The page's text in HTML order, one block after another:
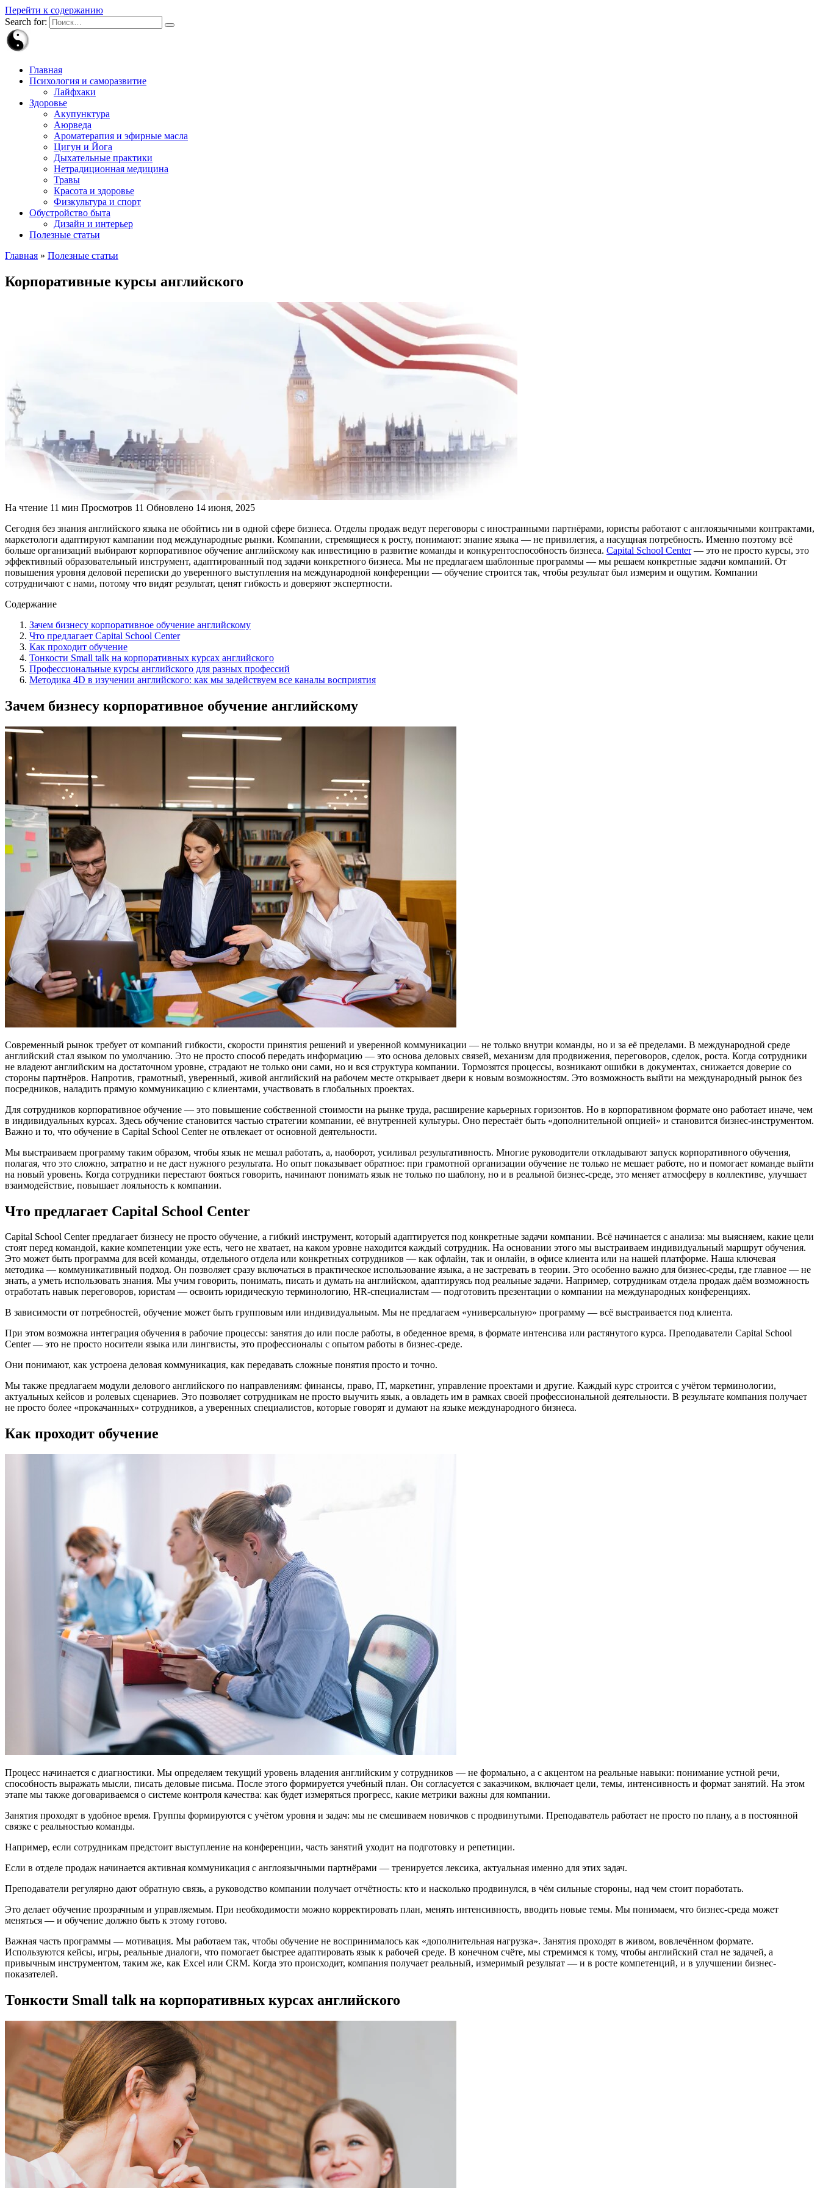
Перейти к содержанию
Search for:
Главная
Психология и саморазвитие
Лайфхаки
Здоровье
Акупунктура
Аюрведа
Ароматерапия и эфирные масла
Цигун и Йога
Дыхательные практики
Нетрадиционная медицина
Травы
Красота и здоровье
Физкультура и спорт
Обустройство быта
Дизайн и интерьер
Полезные статьи
Главная » Полезные статьи
Корпоративные курсы английского
На чтение 11 мин Просмотров 11 Обновлено 14 июня, 2025
Сегодня без знания английского языка не обойтись ни в одной сфере бизнеса. Отделы продаж ведут переговоры с иностранными партнёрами, юристы работают с англоязычными контрактами,
маркетологи адаптируют кампании под международные рынки. Компании, стремящиеся к росту, понимают: знание языка — не привилегия, а насущная потребность. Именно поэтому всё
больше организаций выбирают корпоративное обучение английскому как инвестицию в развитие команды и конкурентоспособность бизнеса. Capital School Center— это не просто курсы, это
эффективный образовательный инструмент, адаптированный под задачи конкретного бизнеса. Мы не предлагаем шаблонные программы — мы решаем конкретные задачи компаний. От
повышения уровня деловой переписки до уверенного выступления на международной конференции — обучение строится так, чтобы результат был измерим и ощутим. Компании
сотрудничают с нами, потому что видят результат, ценят гибкость и доверяют экспертности.
Содержание
Зачем бизнесу корпоративное обучение английскому
Что предлагает Capital School Center
Как проходит обучение
Тонкости Small talk на корпоративных курсах английского
Профессиональные курсы английского для разных профессий
Методика 4D в изучении английского: как мы задействуем все каналы восприятия
Зачем бизнесу корпоративное обучение английскому
Современный рынок требует от компаний гибкости, скорости принятия решений и уверенной коммуникации — не только внутри команды, но и за её пределами. В международной среде
английский стал языком по умолчанию. Это не просто способ передать информацию — это основа деловых связей, механизм для продвижения, переговоров, сделок, роста. Когда сотрудники
не владеют английским на достаточном уровне, страдают не только они сами, но и вся структура компании. Тормозятся процессы, возникают ошибки в документах, снижается доверие со
стороны партнёров. Напротив, грамотный, уверенный, живой английский на рабочем месте открывает двери к новым возможностям. Это возможность выйти на международный рынок без
посредников, наладить прямую коммуникацию с клиентами, участвовать в глобальных проектах.
Для сотрудников корпоративное обучение — это повышение собственной стоимости на рынке труда, расширение карьерных горизонтов. Но в корпоративном формате оно работает иначе, чем
в индивидуальных курсах. Здесь обучение становится частью стратегии компании, её внутренней культуры. Оно перестаёт быть «дополнительной опцией» и становится бизнес-инструментом.
Важно и то, что обучение в Capital School Center не отвлекает от основной деятельности.
Мы выстраиваем программу таким образом, чтобы язык не мешал работать, а, наоборот, усиливал результативность. Многие руководители откладывают запуск корпоративного обучения,
полагая, что это сложно, затратно и не даст нужного результата. Но опыт показывает обратное: при грамотной организации обучение не только не мешает работе, но и помогает команде выйти
на новый уровень. Когда сотрудники перестают бояться говорить, начинают понимать язык не только по шаблону, но и в реальной бизнес-среде, это меняет атмосферу в коллективе, улучшает
взаимодействие, повышает лояльность к компании.
Что предлагает Capital School Center
Capital School Center предлагает бизнесу не просто обучение, а гибкий инструмент, который адаптируется под конкретные задачи компании. Всё начинается с анализа: мы выясняем, какие цели
стоят перед командой, какие компетенции уже есть, чего не хватает, на каком уровне находится каждый сотрудник. На основании этого мы выстраиваем индивидуальный маршрут обучения.
Это может быть программа для всей команды, отдельного отдела или конкретных сотрудников — как офлайн, так и онлайн, в офисе клиента или на нашей платформе. Наша ключевая
методика — коммуникативный подход. Он позволяет сразу включаться в практическое использование языка, а не застревать в теории. Это особенно важно для бизнес-среды, где главное — не
знать, а уметь использовать знания. Мы учим говорить, понимать, писать и думать на английском, адаптируясь под реальные задачи. Например, сотрудникам отдела продаж даём возможность
отработать навык переговоров, юристам — освоить юридическую терминологию, HR-специалистам — подготовить презентации о компании на международных конференциях.
В зависимости от потребностей, обучение может быть групповым или индивидуальным. Мы не предлагаем «универсальную» программу — всё выстраивается под клиента.
При этом возможна интеграция обучения в рабочие процессы: занятия до или после работы, в обеденное время, в формате интенсива или растянутого курса. Преподаватели Capital School
Center — это не просто носители языка или лингвисты, это профессионалы с опытом работы в бизнес-среде.
Они понимают, как устроена деловая коммуникация, как передавать сложные понятия просто и точно.
Мы также предлагаем модули делового английского по направлениям: финансы, право, IT, маркетинг, управление проектами и другие. Каждый курс строится с учётом терминологии,
актуальных кейсов и ролевых сценариев. Это позволяет сотрудникам не просто выучить язык, а овладеть им в рамках своей профессиональной деятельности. В результате компания получает
не просто более «прокачанных» сотрудников, а уверенных специалистов, которые говорят и думают на языке международного бизнеса.
Как проходит обучение
Процесс начинается с диагностики. Мы определяем текущий уровень владения английским у сотрудников — не формально, а с акцентом на реальные навыки: понимание устной речи,
способность выражать мысли, писать деловые письма. После этого формируется учебный план. Он согласуется с заказчиком, включает цели, темы, интенсивность и формат занятий. На этом
этапе мы также договариваемся о системе контроля качества: как будет измеряться прогресс, какие метрики важны для компании.
Занятия проходят в удобное время. Группы формируются с учётом уровня и задач: мы не смешиваем новичков с продвинутыми. Преподаватель работает не просто по плану, а в постоянной
связке с реальностью команды.
Например, если сотрудникам предстоит выступление на конференции, часть занятий уходит на подготовку и репетиции.
Если в отделе продаж начинается активная коммуникация с англоязычными партнёрами — тренируется лексика, актуальная именно для этих задач.
Преподаватели регулярно дают обратную связь, а руководство компании получает отчётность: кто и насколько продвинулся, в чём сильные стороны, над чем стоит поработать.
Это делает обучение прозрачным и управляемым. При необходимости можно корректировать план, менять интенсивность, вводить новые темы. Мы понимаем, что бизнес-среда может
меняться — и обучение должно быть к этому готово.
Важная часть программы — мотивация. Мы работаем так, чтобы обучение не воспринималось как «дополнительная нагрузка». Занятия проходят в живом, вовлечённом формате.
Используются кейсы, игры, реальные диалоги, что помогает быстрее адаптировать язык к рабочей среде. В конечном счёте, мы стремимся к тому, чтобы английский стал не задачей, а
привычным инструментом, таким же, как Excel или CRM. Когда это происходит, компания получает реальный, измеримый результат — и в росте компетенций, и в улучшении бизнес-
показателей.
Тонкости Small talk на корпоративных курсах английского